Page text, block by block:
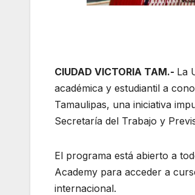
CIUDAD VICTORIA TAM.- La
académica y estudiantil a
Tamaulipas, una iniciativa
Secretaría del Trabajo y
El programa está abierto a
Academy para acceder a
internacional.